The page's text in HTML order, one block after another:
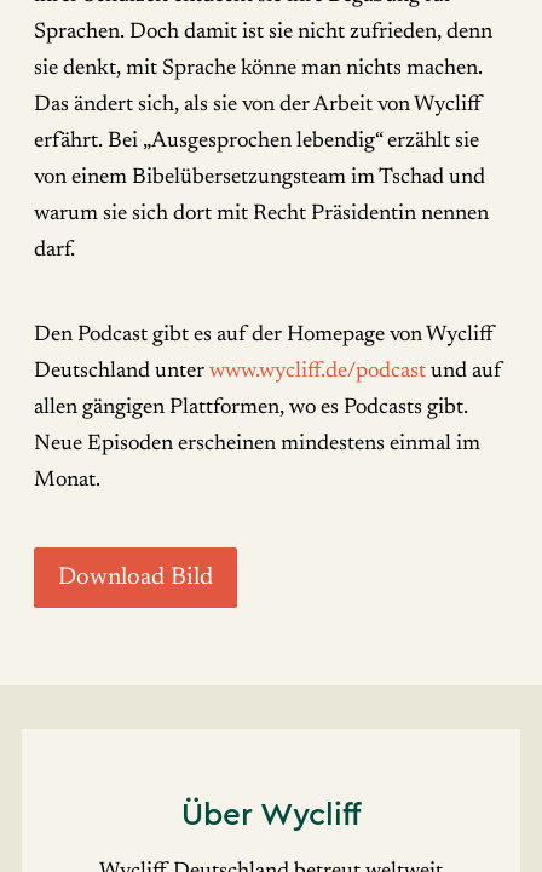
Sprachen. Doch damit ist sie nicht zufrieden, denn
sie denkt, mit Sprache könne man nichts machen.
Das ändert sich, als sie von der Arbeit von Wycliff
erfährt. Bei „Ausgesprochen lebendig“ erzählt sie
von einem Bibelübersetzungsteam im Tschad und
warum sie sich dort mit Recht Präsidentin nennen
darf.
Den Podcast gibt es auf der Homepage von Wycliff
Deutschland unter www.wycliff.de/podcast und auf
allen gängigen Plattformen, wo es Podcasts gibt.
Neue Episoden erscheinen mindestens einmal im
Monat.
Download Bild
Über Wycliff